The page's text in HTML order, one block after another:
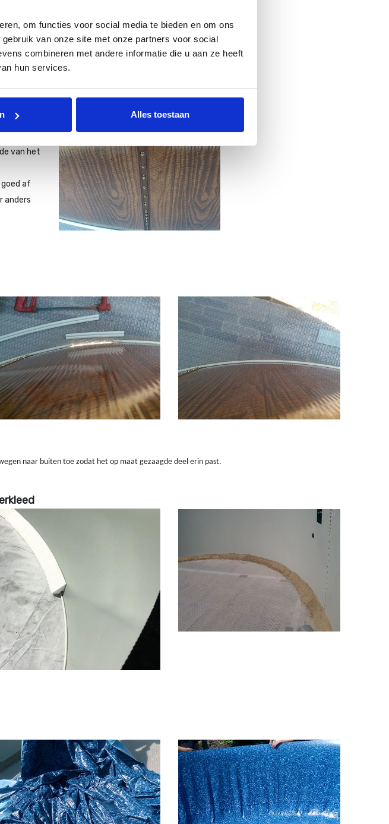
om functies voor social media te bieden en om ons
van onze site met onze partners voor social
combineren met andere informatie die u aan ze heeft
hun services.
Alles toestaan
van het
af
anders
naar buiten toe zodat het op maat gezaagde deel erin past.